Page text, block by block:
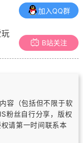
加入QQ群
B站关注
容（包括但不限于软
粉丝自行分享，版权
请第一时间联系本